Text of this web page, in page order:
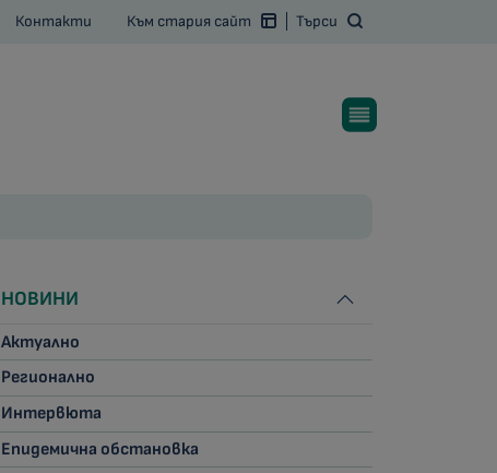
Контакти Към стария сайт Търси
НОВИНИ
Актуално
Регионално
Интервюта
Епидемична обстановка